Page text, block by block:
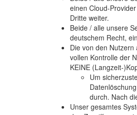
einen Cloud-
Dritte weiter.
Beide / alle unsere
deutschem Recht,
Die von den
vollen Kontrolle der
KEINE (Langzeit-
Um
durch. Nach
Unser gesamtes